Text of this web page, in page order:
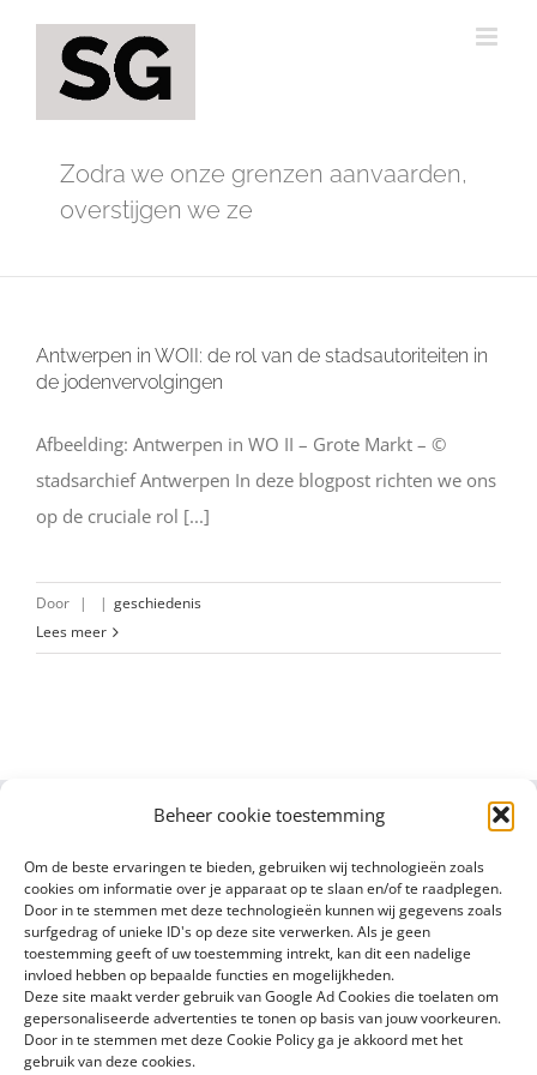
Beheer cookie toestemming
Om de beste ervaringen te bieden, gebruiken wij technologieën zoals
cookies om informatie over je apparaat op te slaan en/of te raadplegen.
Door in te stemmen met deze technologieën kunnen wij gegevens zoals
surfgedrag of unieke ID's op deze site verwerken. Als je geen
toestemming geeft of uw toestemming intrekt, kan dit een nadelige
invloed hebben op bepaalde functies en mogelijkheden.
Deze site maakt verder gebruik van Google Ad Cookies die toelaten om
gepersonaliseerde advertenties te tonen op basis van jouw voorkeuren.
Door in te stemmen met deze Cookie Policy ga je akkoord met het
gebruik van deze cookies.
Zodra we onze grenzen aanvaarden,
overstijgen we ze
Antwerpen in WOII: de rol van de stadsautoriteiten in
de jodenvervolgingen
Afbeelding: Antwerpen in WO II – Grote Markt – ©
stadsarchief Antwerpen In deze blogpost richten we ons
op de cruciale rol [...]
Door | | geschiedenis
Lees meer